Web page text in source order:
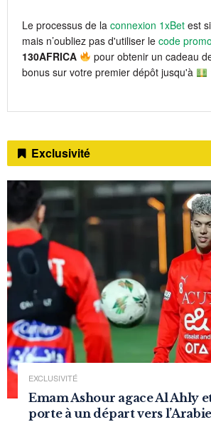
Le processus de la connexion 1xBet est
mais n’oubliez pas d'utiliser le code
130AFRICA
pour obtenir un cadeau
bonus sur votre premier dépôt jusqu'à
Exclusivité
EXCLUSIVITÉ
Emam Ashour agace Al Ahly
porte à un départ vers